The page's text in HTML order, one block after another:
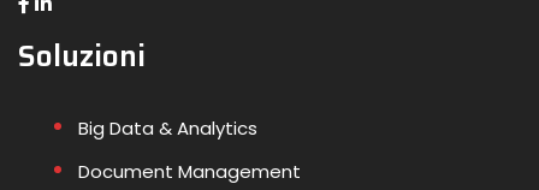
Soluzioni
Big Data & Analytics
Document Management